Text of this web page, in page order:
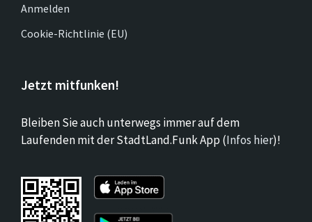
Anmelden
Cookie-Richtlinie (EU)
Jetzt mitfunken!
Bleiben Sie auch unterwegs immer auf dem
Laufenden mit der StadtLand.Funk App (Infos hier)!